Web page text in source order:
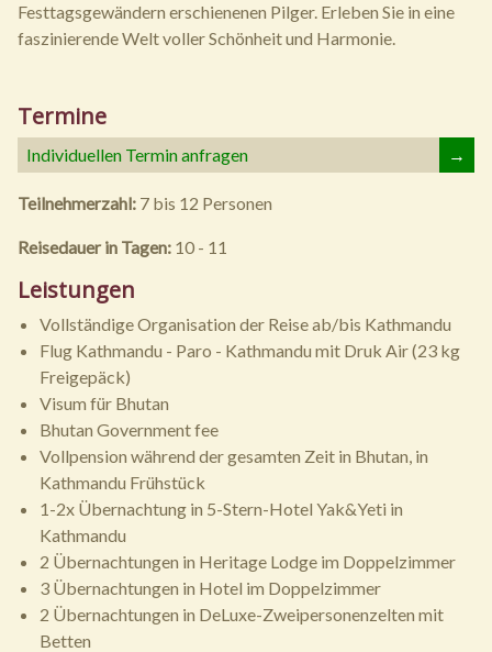
Festtagsgewändern erschienenen Pilger. Erleben Sie in eine
faszinierende Welt voller Schönheit und Harmonie.
Termine
Individuellen Termin anfragen →
Teilnehmerzahl: 7 bis 12 Personen
Reisedauer in Tagen: 10 - 11
Leistungen
Vollständige Organisation der Reise ab/bis Kathmandu
Flug Kathmandu - Paro - Kathmandu mit Druk Air (23 kg
Freigepäck)
Visum für Bhutan
Bhutan Government fee
Vollpension während der gesamten Zeit in Bhutan, in
Kathmandu Frühstück
1-2x Übernachtung in 5-Stern-Hotel Yak&Yeti in
Kathmandu
2 Übernachtungen in Heritage Lodge im Doppelzimmer
3 Übernachtungen in Hotel im Doppelzimmer
2 Übernachtungen in DeLuxe-Zweipersonenzelten mit
Betten